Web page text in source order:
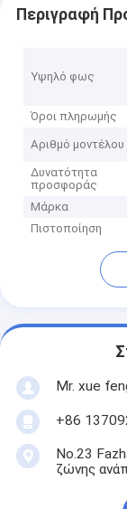
Περιγραφή
Υψηλό φως
Όροι πληρωμής
Αριθμό μοντέλου
Δυνατότητα
προσφοράς
Μάρκα
Πιστοποίηση
Mr. xue
+86
No.23
ζώνης